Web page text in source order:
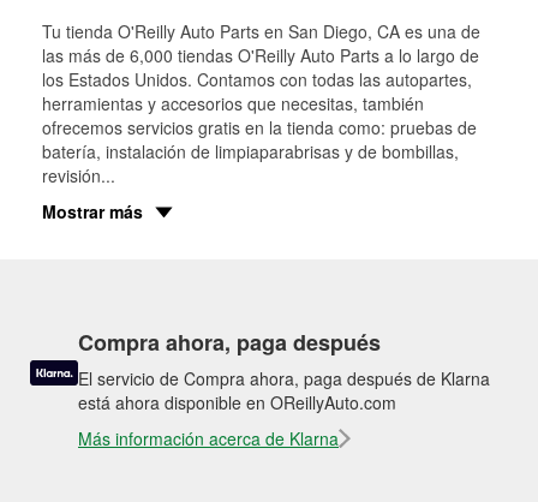
Tu tienda O'Reilly Auto Parts en San Diego, CA es una de
las más de 6,000 tiendas O'Reilly Auto Parts a lo largo de
los Estados Unidos. Contamos con todas las autopartes,
herramientas y accesorios que necesitas, también
ofrecemos servicios gratis en la tienda como: pruebas de
batería, instalación de limpiaparabrisas y de bombillas,
revisión...
Mostrar más
Compra ahora, paga después
El servicio de Compra ahora, paga después de Klarna
está ahora disponible en OReillyAuto.com
Más información acerca de Klarna